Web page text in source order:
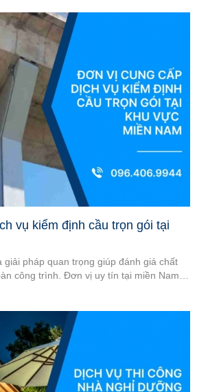
vụ kiểm định cầu trọn gói tại
giải pháp quan trọng giúp đánh giá chất
công trình. Đơn vị uy tín tại miền Nam
gói, nhanh chóng, chính xác, tối ưu chi